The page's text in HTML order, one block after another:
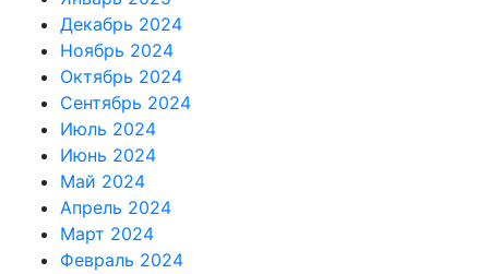
Декабрь 2024
Ноябрь 2024
Октябрь 2024
Сентябрь 2024
Июль 2024
Июнь 2024
Май 2024
Апрель 2024
Март 2024
Февраль 2024